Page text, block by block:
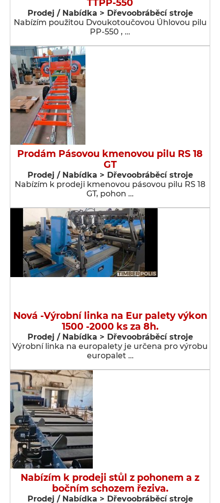
TTPP-550
Prodej / Nabídka > Dřevoobráběcí stroje
Nabízím použitou Dvoukotoučovou Úhlovou pilu
PP-550 , …
Prodám Pásovou kmenovou pilu RS 18
GT
Prodej / Nabídka > Dřevoobráběcí stroje
Nabízím k prodeji kmenovou pásovou pilu RS 18
GT, pohon …
Nová -Výrobní linka na Eur palety výkon
1500 -2000 ks za 8h.
Prodej / Nabídka > Dřevoobráběcí stroje
Výrobní linka na europalety je určena pro výrobu
europalet …
Nabízím k prodeji stůl z pohonem a z
bočním schozem řeziva.
Prodej / Nabídka > Dřevoobráběcí stroje